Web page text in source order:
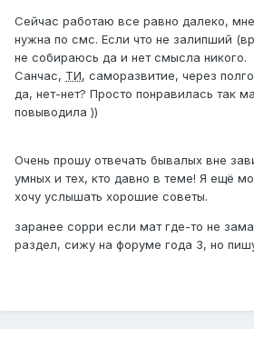
Сейчас работаю все равно далеко,
нужна по смс. Если что не залипший
не собираюсь да и нет смысла никого.
Санчас, ТИ, саморазвитие, через
да, нет-нет? Просто понравилась так
повыводила ))
Очень прошу отвечать бывалых вне
умных и тех, кто давно в теме! Я ещё
хочу услышать хорошие советы.
заранее сорри если мат где-то не
раздел, сижу на форуме года 3, но